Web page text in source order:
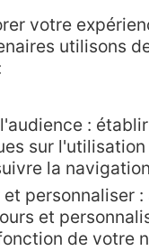
votre
utilisons
:
sur l'utilisation
la
personnaliser
et
de votre
(Nécessaire)
la direction